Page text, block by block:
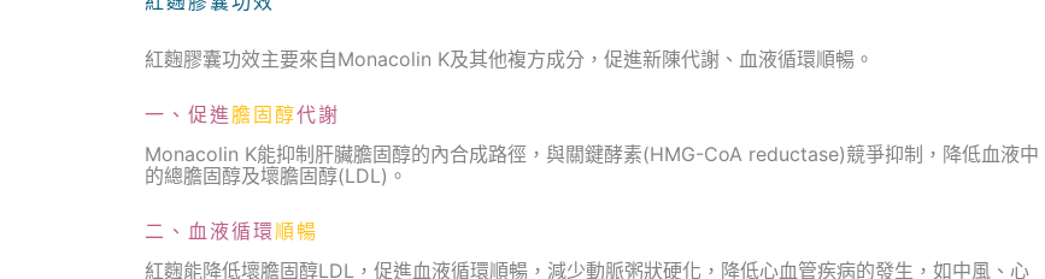
紅麴膠囊功效主要來自Monacolin K及其他複方成分，促進新陳代謝、血液循環順暢。
一、促進膽固醇代謝
Monacolin K能抑制肝臟膽固醇的內合成路徑，與關鍵酵素(HMG-CoA reductase)競爭抑制，降低血液中
的總膽固醇及壞膽固醇(LDL)。
二、血液循環順暢
紅麴能降低壞膽固醇LDL，促進血液循環順暢，減少動脈粥狀硬化，降低心血管疾病的發生，如中風、心